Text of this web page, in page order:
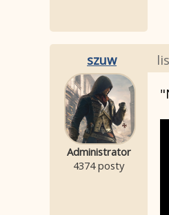
szuw
Administrator
4374 posty